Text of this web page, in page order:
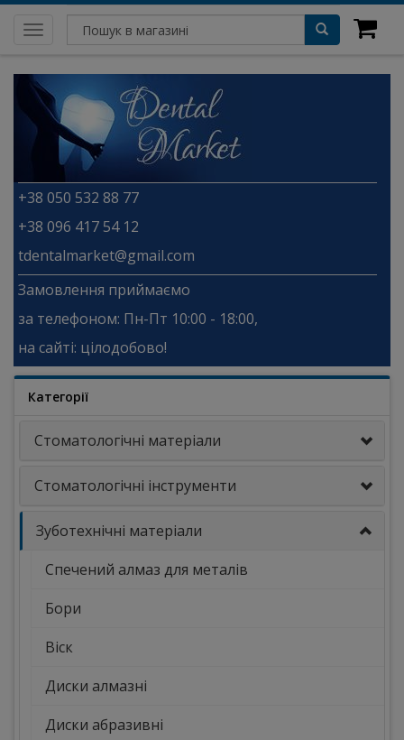
Toggle
navigation
+38 050 532 88 77
+38 096 417 54 12
tdentalmarket@gmail.com
Замовлення приймаємо
за телефоном: Пн-Пт 10:00 - 18:00,
на сайті: цілодобово!
Категорії
Стоматологічні матеріали
Стоматологічні інструменти
Зуботехнічні матеріали
Спечений алмаз для металів
Бори
Віск
Диски алмазні
Диски абразивні